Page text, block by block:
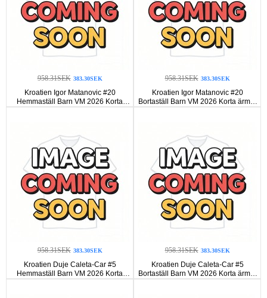
958.31SEK 383.30SEK
Kroatien Igor Matanovic #20
Hemmaställ Barn VM 2026 Korta
ärmar (+ Korta byxor)
958.31SEK 383.30SEK
Kroatien Igor Matanovic #20
Bortaställ Barn VM 2026 Korta ärmar
(+ Korta byxor)
958.31SEK 383.30SEK
Kroatien Duje Caleta-Car #5
Hemmaställ Barn VM 2026 Korta
ärmar (+ Korta byxor)
958.31SEK 383.30SEK
Kroatien Duje Caleta-Car #5
Bortaställ Barn VM 2026 Korta ärmar
(+ Korta byxor)